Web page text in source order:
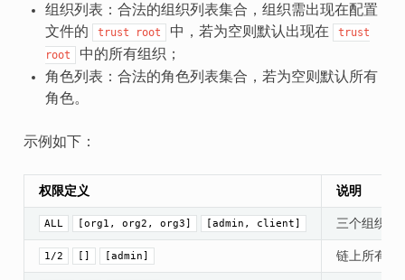
组织列表：合法的组织列表集合，组织需出现在配置
文件的
trust root 中，若为空则默认出现在
trust
root
中的所有组织；
角色列表：合法的角色列表集合，若为空则默认所有
角色。
示例如下：
权限定义 说明
ALL [org1, org2, org3] [admin, client] 三个组织各
1/2 [] [admin] 链上所有组